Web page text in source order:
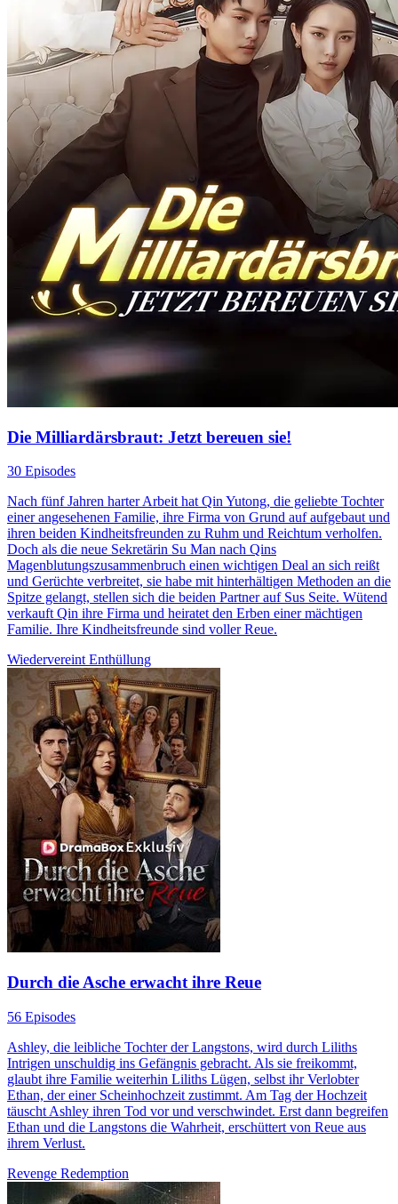
Die Milliardärsbraut: Jetzt bereuen sie!
30 Episodes
Nach fünf Jahren harter Arbeit hat Qin Yutong, die geliebte Tochter
einer angesehenen Familie, ihre Firma von Grund auf aufgebaut und
ihren beiden Kindheitsfreunden zu Ruhm und Reichtum verholfen.
Doch als die neue Sekretärin Su Man nach Qins
Magenblutungszusammenbruch einen wichtigen Deal an sich reißt
und Gerüchte verbreitet, sie habe mit hinterhältigen Methoden an die
Spitze gelangt, stellen sich die beiden Partner auf Sus Seite. Wütend
verkauft Qin ihre Firma und heiratet den Erben einer mächtigen
Familie. Ihre Kindheitsfreunde sind voller Reue.
Wiedervereint Enthüllung
Durch die Asche erwacht ihre Reue
56 Episodes
Ashley, die leibliche Tochter der Langstons, wird durch Liliths
Intrigen unschuldig ins Gefängnis gebracht. Als sie freikommt,
glaubt ihre Familie weiterhin Liliths Lügen, selbst ihr Verlobter
Ethan, der einer Scheinhochzeit zustimmt. Am Tag der Hochzeit
täuscht Ashley ihren Tod vor und verschwindet. Erst dann begreifen
Ethan und die Langstons die Wahrheit, erschüttert von Reue aus
ihrem Verlust.
Revenge Redemption